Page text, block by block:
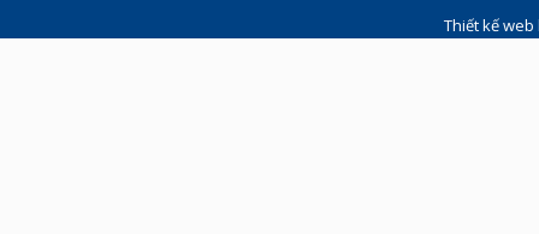
Thiết kế web